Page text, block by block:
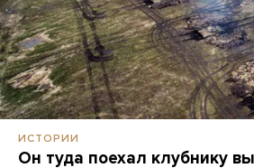
ИСТОРИИ
Он туда поехал клубнику